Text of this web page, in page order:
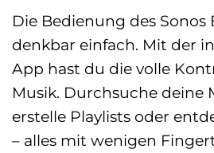
Die Bedienung des Sonos
denkbar einfach. Mit der
App hast du die volle
Musik. Durchsuche deine
erstelle Playlists oder
– alles mit wenigen